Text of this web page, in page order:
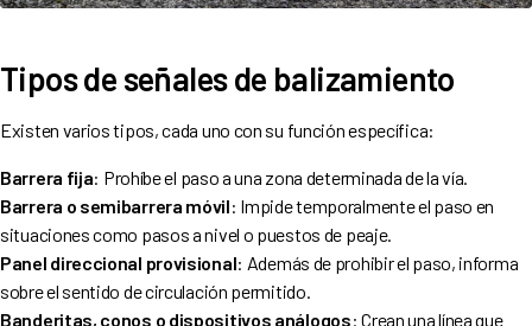
Tipos de señales de balizamiento
Existen varios tipos, cada uno con su función específica:
Barrera fija: Prohíbe el paso a una zona determinada de la vía.
Barrera o semibarrera móvil: Impide temporalmente el paso en
situaciones como pasos a nivel o puestos de peaje.
Panel direccional provisional: Además de prohibir el paso, informa
sobre el sentido de circulación permitido.
Banderitas, conos o dispositivos análogos: Crean una línea que